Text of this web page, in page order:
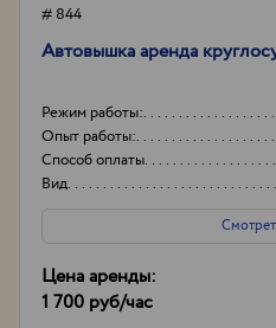
# 844
Автовышка аренда
Режим работы:
Опыт работы:
Способ оплаты
Вид
Цена аренды:
1 700 руб/час